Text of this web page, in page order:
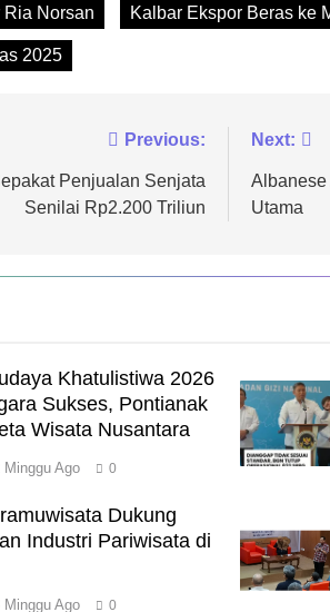
Norsan Kalbar Ekspor Beras ke
2025
Previous:
Penjualan Senjata
Senilai Rp2.200 Triliun
Next:
Albanese
Utama
Khatulistiwa 2026
Sukses, Pontianak
Wisata Nusantara
Minggu Ago 0
Dukung
Industri Pariwisata di
Minggu Ago 0